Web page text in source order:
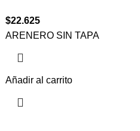
$22.625
ARENERO SIN TAPA
Añadir al carrito